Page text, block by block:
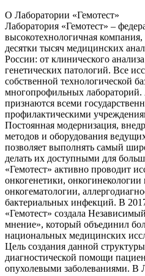
О Лаборатории «Гемотест»
Лаборатория «Гемотест» –
высокотехнологичная
десятки тысяч медицинских
России: от клинического
генетических патологий. Все
собственной технологической
многопрофильных лабораторий.
признаются всеми
профилактическими
Постоянная модернизация,
методов и оборудования
позволяет выполнять самый
делать их доступными для
«Гемотест» активно проводит
онкогенетики, онкогинекологии
онкогематологии,
бактериальных инфекций. В
«Гемотест» создала
мнение», который объединил
национальных медицинских
Цель создания данной
диагностической помощи
опухолевыми заболеваниями. В